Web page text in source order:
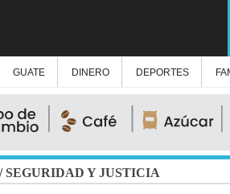
GUATE DINERO DEPORTES
/SEGURIDAD Y JUSTICIA